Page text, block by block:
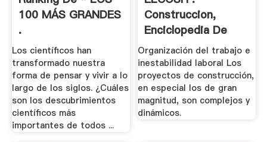
100 MÁS GRANDES
.
Los científicos han
transformado nuestra
forma de pensar y vivir a lo
largo de los siglos. ¿Cuáles
son los descubrimientos
científicos más
importantes de todos ...
Construccion,
Enciclopedia De
Salud Y .
Organización del trabajo e
inestabilidad laboral Los
proyectos de construcción,
en especial los de gran
magnitud, son complejos y
dinámicos.